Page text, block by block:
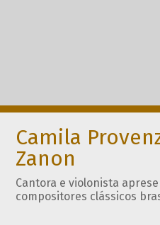
Camila
Zanon
Cantora e violonista
compositores clássicos